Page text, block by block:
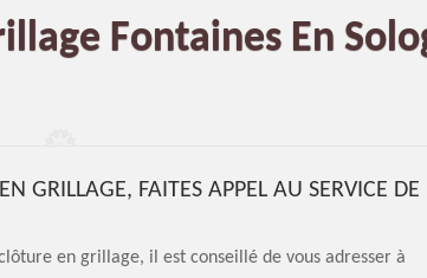
Fontaines En
GRILLAGE, FAITES APPEL AU SERVICE DE
en grillage, il est conseillé de vous adresser à